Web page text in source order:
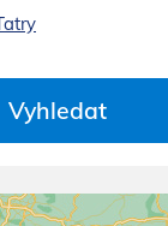
Vyhledat